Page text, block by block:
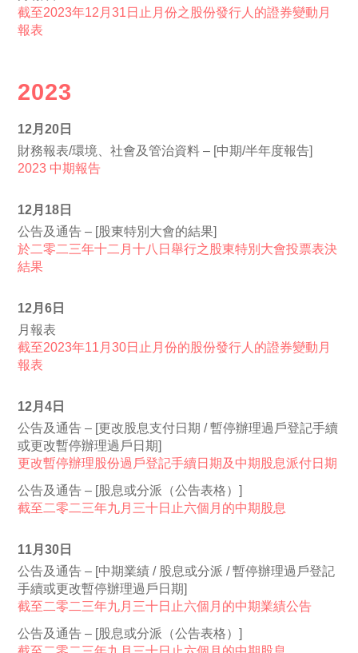
截至2023年12月31日止月份之股份發行人的證券變動月
報表
2023
12月20日
財務報表/環境、社會及管治資料 – [中期/半年度報告]
2023 中期報告
12月18日
公告及通告 – [股東特別大會的結果]
於二零二三年十二月十八日舉行之股東特別大會投票表決
結果
12月6日
月報表
截至2023年11月30日止月份的股份發行人的證券變動月
報表
12月4日
公告及通告 – [更改股息支付日期 / 暫停辦理過戶登記手續
或更改暫停辦理過戶日期]
更改暫停辦理股份過戶登記手續日期及中期股息派付日期
公告及通告 – [股息或分派（公告表格）]
截至二零二三年九月三十日止六個月的中期股息
11月30日
公告及通告 – [中期業績 / 股息或分派 / 暫停辦理過戶登記
手續或更改暫停辦理過戶日期]
截至二零二三年九月三十日止六個月的中期業績公告
公告及通告 – [股息或分派（公告表格）]